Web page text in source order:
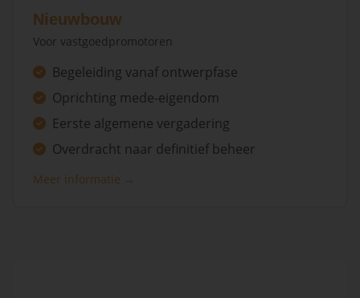
Nieuwbouw
Voor vastgoedpromotoren
Begeleiding vanaf ontwerpfase
Oprichting mede-eigendom
Eerste algemene vergadering
Overdracht naar definitief beheer
Meer informatie →